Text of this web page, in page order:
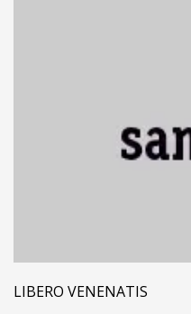
LIBERO VENENATIS